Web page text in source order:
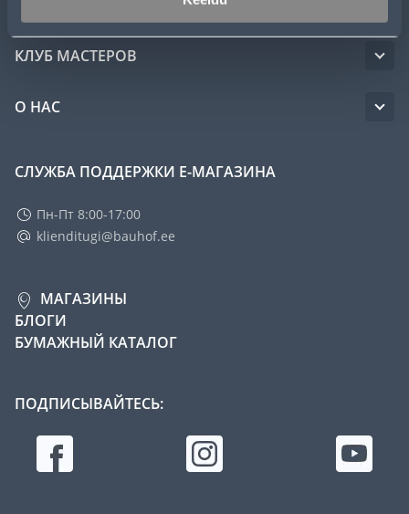
КЛУБ МАСТЕРОВ
О НАС
СЛУЖБА ПОДДЕРЖКИ Е-МАГАЗИНА
Пн-Пт 8:00-17:00
klienditugi@bauhof.ee
МАГАЗИНЫ
БЛОГИ
БУМАЖНЫЙ КАТАЛОГ
ПОДПИСЫВАЙТЕСЬ: